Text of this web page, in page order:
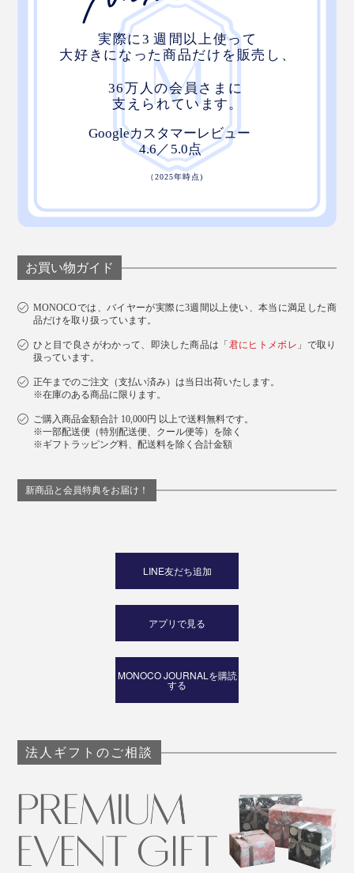
お買い物ガイド
MONOCOでは、バイヤーが実際に3週間以上使い、本当に満足した商
品だけを取り扱っています。
ひと目で良さがわかって、即決した商品は「君にヒトメボレ 」で取り
扱っています。
正午までのご注文（支払い済み）は当日出荷いたします。
※在庫のある商品に限ります。
ご購入商品金額合計 10,000円 以上で送料無料です。
※一部配送便（特別配送便、クール便等）を除く
※ギフトラッピング料、配送料を除く合計金額
新商品と会員特典をお届け！
LINE友だち追加
アプリで見る
MONOCO JOURNALを購読
する
法人ギフトのご相談